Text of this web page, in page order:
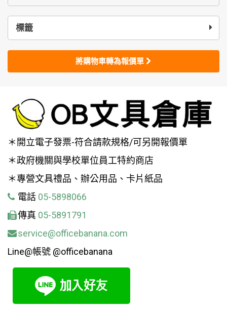
標籤
將購物車轉為報價單
＊開立電子發票-符合請款規格/可另開報價單
＊政府機關與學校單位員工特約商店
＊專營文具禮品、辦公用品、卡片紙品
電話 05-5898066
傳真 05-5891791
service@officebanana.com
Line@帳號 @officebanana